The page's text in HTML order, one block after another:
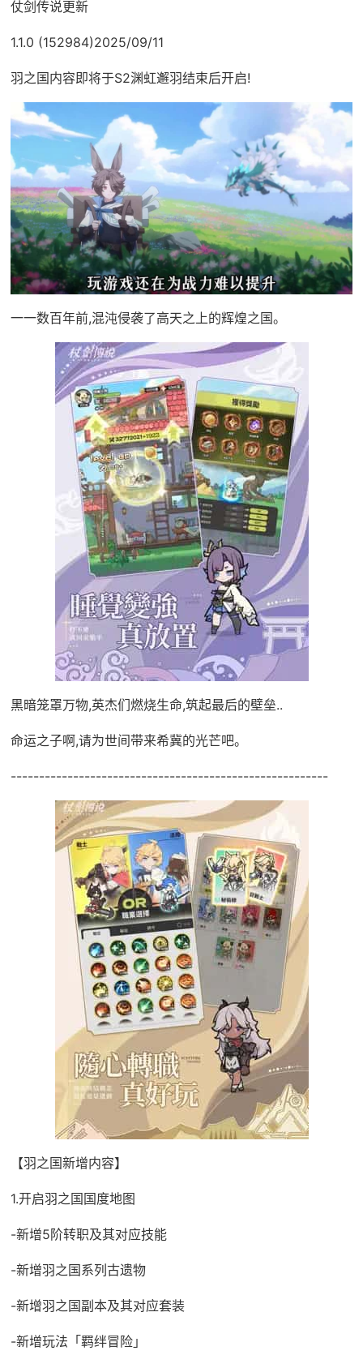
仗剑传说更新
1.1.0 (152984)2025/09/11
羽之国内容即将于S2渊虹邂羽结束后开启!
一一数百年前,混沌侵袭了高天之上的辉煌之国。
黑暗笼罩万物,英杰们燃烧生命,筑起最后的壁垒..
命运之子啊,请为世间带来希冀的光芒吧。
--------------------------------------------------------
【羽之国新增内容】
1.开启羽之国国度地图
-新增5阶转职及其对应技能
-新增羽之国系列古遗物
-新增羽之国副本及其对应套装
-新增玩法「羁绊冒险」